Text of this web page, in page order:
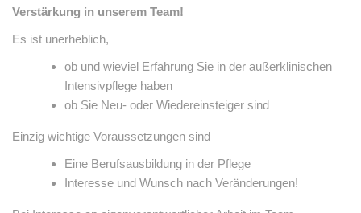
Verstärkung in unserem Team!
Es ist unerheblich,
ob und wieviel Erfahrung Sie in der außerklinischen
Intensivpflege haben
ob Sie Neu- oder Wiedereinsteiger sind
Einzig wichtige Voraussetzungen sind
Eine Berufsausbildung in der Pflege
Interesse und Wunsch nach Veränderungen!